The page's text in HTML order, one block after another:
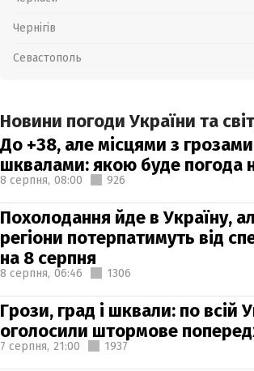
Чернігів
Севастополь
Новини погоди України та
До +38, але місцями з
шквалами: якою буде погода
8 серпня, 08:00 926
Похолодання йде в Україну,
регіони потерпатимуть від
на 8 серпня
8 серпня, 06:46 1306
Грози, град і шквали: по всій
оголосили штормове
7 серпня, 21:00 1937